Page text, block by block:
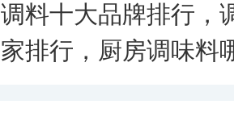
调料十大品牌排行，
家排行，厨房调味料